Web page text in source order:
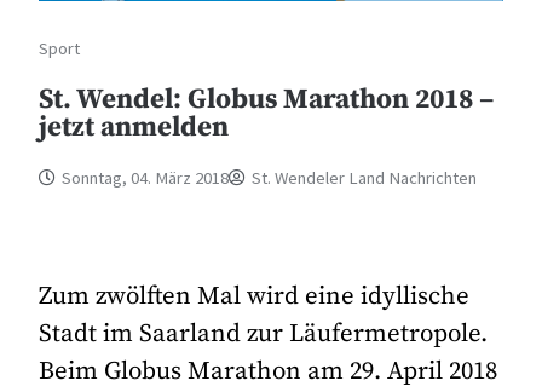
Sport
St. Wendel: Globus Marathon 2018 –
jetzt anmelden
Sonntag, 04. März 2018 St. Wendeler Land Nachrichten
Zum zwölften Mal wird eine idyllische
Stadt im Saarland zur Läufermetropole.
Beim Globus Marathon am 29. April 2018